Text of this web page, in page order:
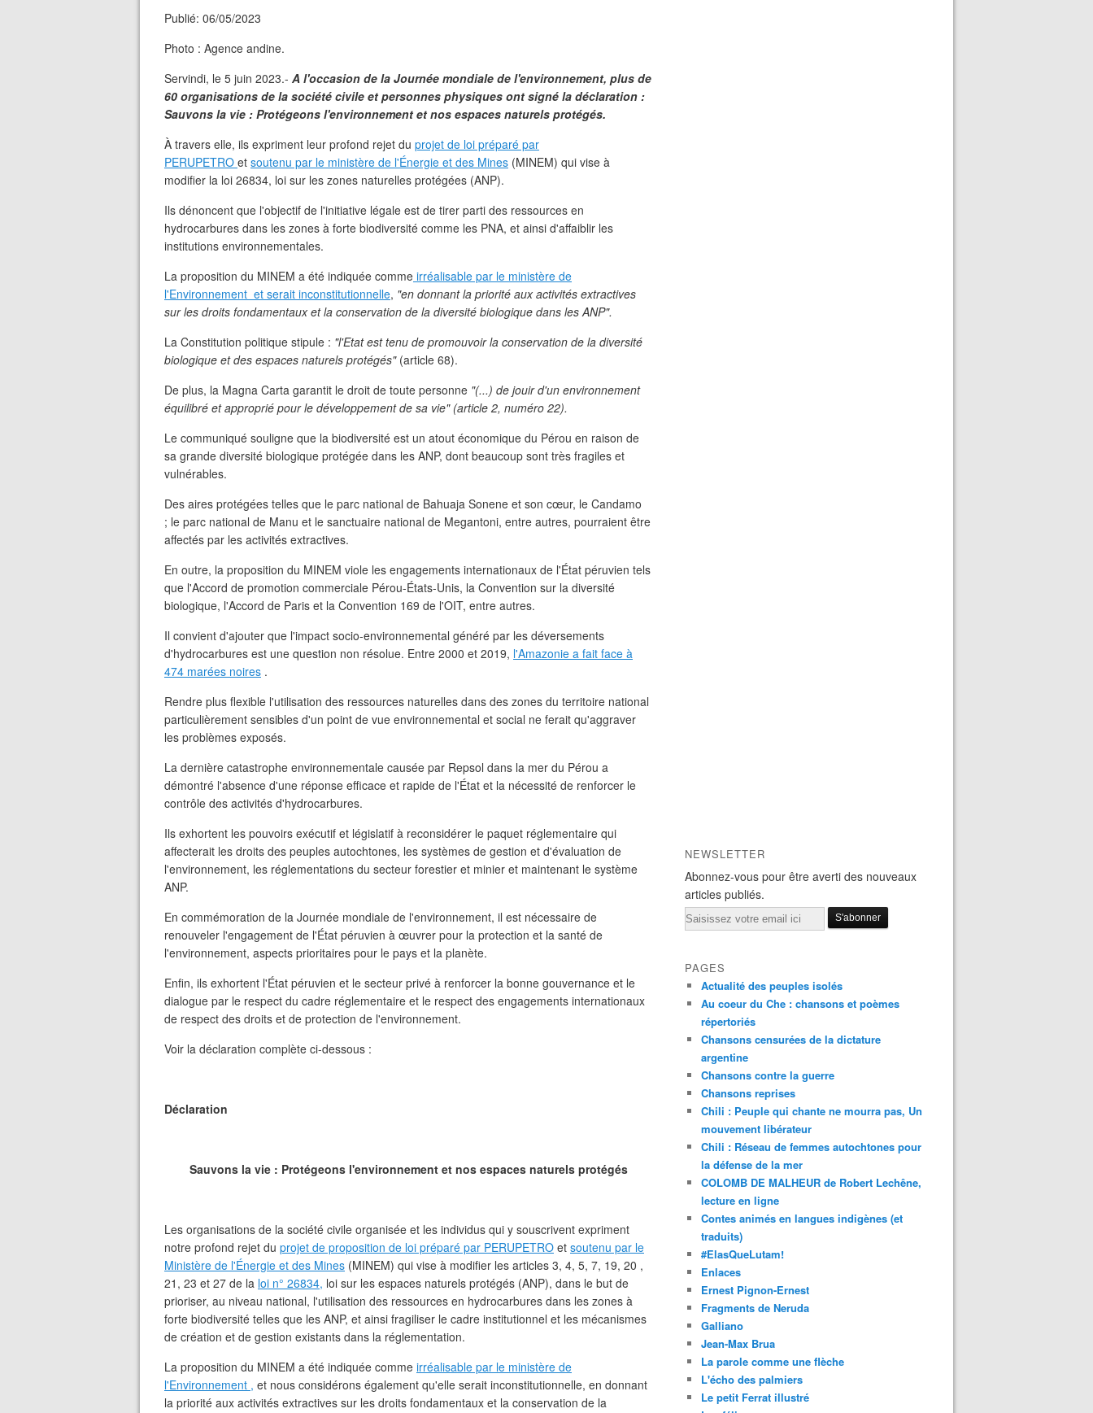
Publié: 06/05/2023
Photo : Agence andine.
Servindi, le 5 juin 2023.- A l'occasion de la Journée mondiale de l'environnement, plus de
60 organisations de la société civile et personnes physiques ont signé la déclaration :
Sauvons la vie : Protégeons l'environnement et nos espaces naturels protégés.
À travers elle, ils expriment leur profond rejet du projet de loi préparé par
PERUPETRO et soutenu par le ministère de l'Énergie et des Mines (MINEM) qui vise à
modifier la loi 26834, loi sur les zones naturelles protégées (ANP).
Ils dénoncent que l'objectif de l'initiative légale est de tirer parti des ressources en
hydrocarbures dans les zones à forte biodiversité comme les PNA, et ainsi d'affaiblir les
institutions environnementales.
La proposition du MINEM a été indiquée comme irréalisable par le ministère de
l'Environnement et serait inconstitutionnelle, "en donnant la priorité aux activités extractives
sur les droits fondamentaux et la conservation de la diversité biologique dans les ANP".
La Constitution politique stipule : "l'Etat est tenu de promouvoir la conservation de la diversité
biologique et des espaces naturels protégés" (article 68).
De plus, la Magna Carta garantit le droit de toute personne "(...) de jouir d'un environnement
équilibré et approprié pour le développement de sa vie" (article 2, numéro 22).
Le communiqué souligne que la biodiversité est un atout économique du Pérou en raison de
sa grande diversité biologique protégée dans les ANP, dont beaucoup sont très fragiles et
vulnérables.
Des aires protégées telles que le parc national de Bahuaja Sonene et son cœur, le Candamo
; le parc national de Manu et le sanctuaire national de Megantoni, entre autres, pourraient être
affectés par les activités extractives.
En outre, la proposition du MINEM viole les engagements internationaux de l'État péruvien tels
que l'Accord de promotion commerciale Pérou-États-Unis, la Convention sur la diversité
biologique, l'Accord de Paris et la Convention 169 de l'OIT, entre autres.
Il convient d'ajouter que l'impact socio-environnemental généré par les déversements
d'hydrocarbures est une question non résolue. Entre 2000 et 2019, l'Amazonie a fait face à
474 marées noires .
Rendre plus flexible l'utilisation des ressources naturelles dans des zones du territoire national
particulièrement sensibles d'un point de vue environnemental et social ne ferait qu'aggraver
les problèmes exposés.
La dernière catastrophe environnementale causée par Repsol dans la mer du Pérou a
démontré l'absence d'une réponse efficace et rapide de l'État et la nécessité de renforcer le
contrôle des activités d'hydrocarbures.
Ils exhortent les pouvoirs exécutif et législatif à reconsidérer le paquet réglementaire qui
affecterait les droits des peuples autochtones, les systèmes de gestion et d'évaluation de
l'environnement, les réglementations du secteur forestier et minier et maintenant le système
ANP.
En commémoration de la Journée mondiale de l'environnement, il est nécessaire de
renouveler l'engagement de l'État péruvien à œuvrer pour la protection et la santé de
l'environnement, aspects prioritaires pour le pays et la planète.
Enfin, ils exhortent l'État péruvien et le secteur privé à renforcer la bonne gouvernance et le
dialogue par le respect du cadre réglementaire et le respect des engagements internationaux
de respect des droits et de protection de l'environnement.
Voir la déclaration complète ci-dessous :
Déclaration
Sauvons la vie : Protégeons l'environnement et nos espaces naturels protégés
Les organisations de la société civile organisée et les individus qui y souscrivent expriment
notre profond rejet du projet de proposition de loi préparé par PERUPETRO et soutenu par le
Ministère de l'Énergie et des Mines (MINEM) qui vise à modifier les articles 3, 4, 5, 7, 19, 20 ,
21, 23 et 27 de la loi n° 26834, loi sur les espaces naturels protégés (ANP), dans le but de
prioriser, au niveau national, l'utilisation des ressources en hydrocarbures dans les zones à
forte biodiversité telles que les ANP, et ainsi fragiliser le cadre institutionnel et les mécanismes
de création et de gestion existants dans la réglementation.
La proposition du MINEM a été indiquée comme irréalisable par le ministère de
l'Environnement , et nous considérons également qu'elle serait inconstitutionnelle, en donnant
la priorité aux activités extractives sur les droits fondamentaux et la conservation de la
NEWSLETTER
Abonnez-vous pour être averti des nouveaux
articles publiés.
Email
PAGES
Actualité des peuples isolés
Au coeur du Che : chansons et poèmes
répertoriés
Chansons censurées de la dictature
argentine
Chansons contre la guerre
Chansons reprises
Chili : Peuple qui chante ne mourra pas, Un
mouvement libérateur
Chili : Réseau de femmes autochtones pour
la défense de la mer
COLOMB DE MALHEUR de Robert Lechêne,
lecture en ligne
Contes animés en langues indigènes (et
traduits)
#ElasQueLutam!
Enlaces
Ernest Pignon-Ernest
Fragments de Neruda
Galliano
Jean-Max Brua
La parole comme une flèche
L'écho des palmiers
Le petit Ferrat illustré